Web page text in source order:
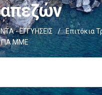
- ΕΓΓΥΗΣΕΙΣ / Επιτόκια
ΓΙΑ ΜΜΕ